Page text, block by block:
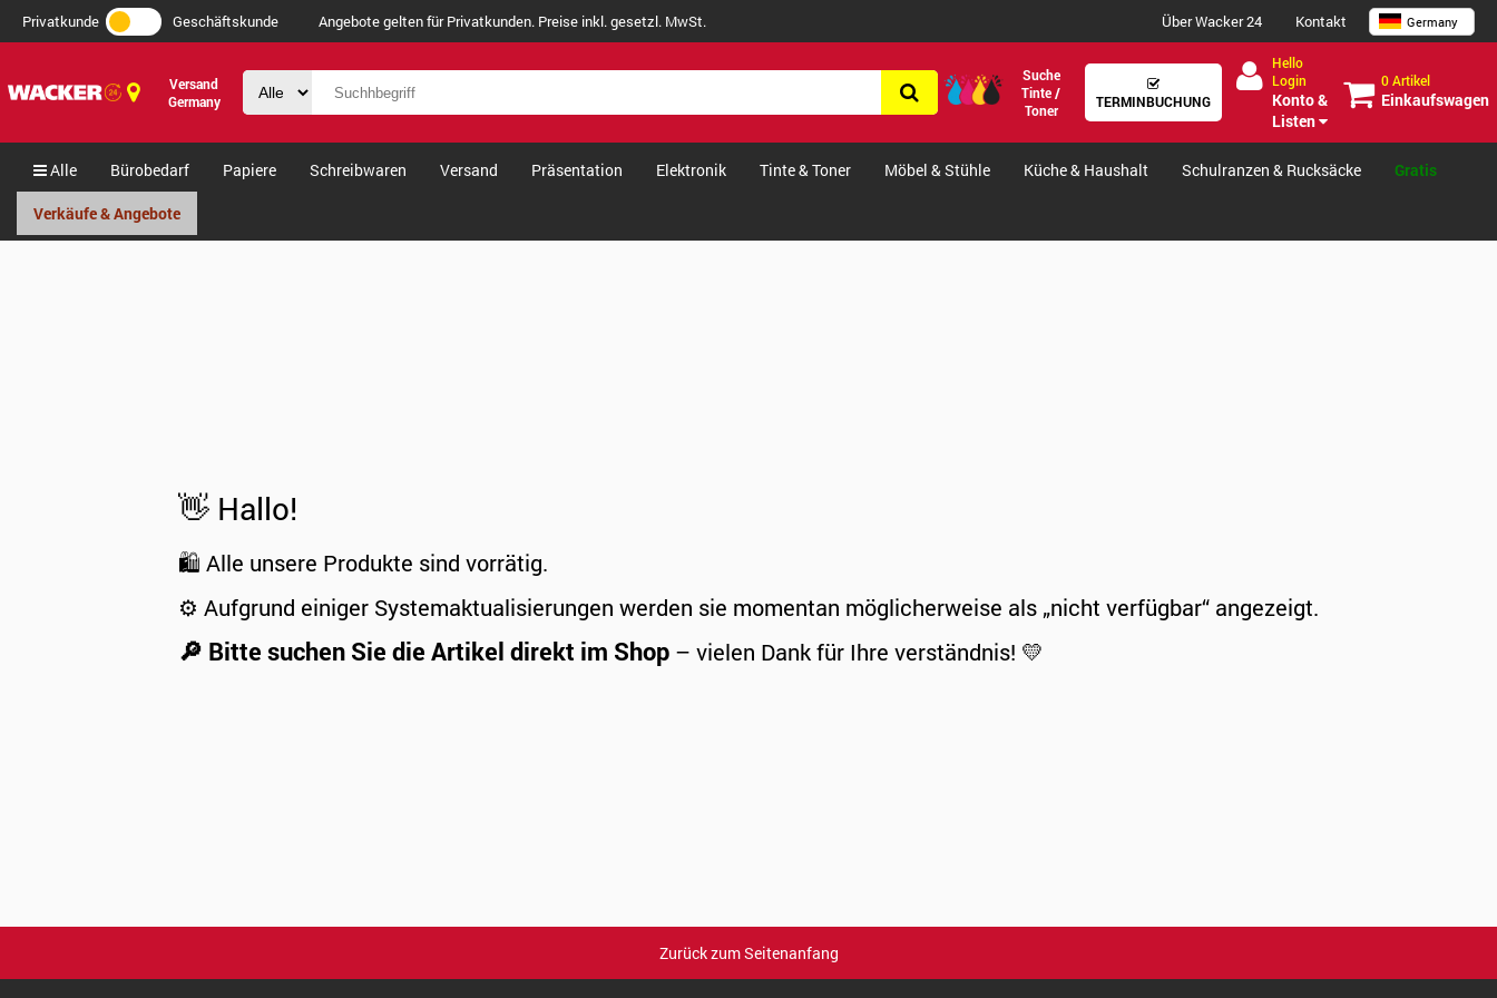
Privatkunde Geschäftskunde Angebote gelten für Privatkunden. Preise inkl. gesetzl. MwSt. Über Wacker 24 Kontakt Germany
Versand
Germany
Suche
Tinte /
Toner
TERMINBUCHUNG
Hello
Login
Konto &
Listen
0 Artikel
Einkaufswagen
Alle Bürobedarf Papiere Schreibwaren Versand Präsentation Elektronik Tinte & Toner Möbel & Stühle Küche & Haushalt Schulranzen & Rucksäcke Gratis
Verkäufe & Angebote
👋 Hallo!
🛍️ Alle unsere Produkte sind vorrätig.
⚙️ Aufgrund einiger Systemaktualisierungen werden sie momentan möglicherweise als „nicht verfügbar“ angezeigt.
🔎 Bitte suchen Sie die Artikel direkt im Shop – vielen Dank für Ihre verständnis! 💛
Zurück zum Seitenanfang